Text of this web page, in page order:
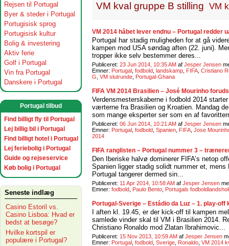
Rejsen til Portugal
Byer & steder i Portugal
Portugisisk sprog
Portugisisk kultur
Bolig & investering
Aktiv ferie
Golf i Portugal
Vin fra Portugal
Danskere i Portugal
Portugal tilbud
Find billigt fly til Portugal
Lej billig bil i Portugal
Find billigt hotel i Portugal
Lej feriebolig i Portugal
Guide og rejseservice
Køb bolig i Portugal
Seneste indlæg
Casino Estoril vs.
Casino Lisboa: Hvad er
bedst at besøge?
Hvilke kortspil er
populære i Portugal?
VM kval gruppe B stilling VM
VM 2014 håbet lever endnu – Portugal redder
Portugal har stadig muligheden for at gå
kampen mod USA søndag aften (22. juni).
tropper ikke selv bestemmer deres...
Publiceret: 23 Jun 2014, 10:35 AM af Jesper Jensen
Emner: Portugal fodbold landskamp FIFA Cristiano
G VM slutrunde Portugal-Ghana
FIFA VM 2014 Brasilien – José Mourinho
Verdensmesterskaberne i fodbold 2014
værterne fra Brasilien og Kroatien. Mandag
som mange eksperter ser som en af
Publiceret: 06 Jun 2014, 10:21 AM af Jesper Jensen
Emner: Portugal fodbold Spanien FIFA Jose
2014
FIFA ranglisten – Portugal nummer 3 –
Den Iberiske halvø dominerer FIFA’s netop
Spanien ligger stadig solidt nummer et,
Portugal tangerer dermed sin...
Publiceret: 11 Apr 2014, 10:58 AM af Jesper Jensen
Emner: fodbold Paulo Bento Portugals
Portugal-Sverige – Estádio da Luz – 1. play-off
I aften kl. 19.45, er der kick-off til kampen
samlede vinder skal til VM i Brasilien 2014.
Christiano Ronaldo mod Zlatan Ibrahimovic...
Publiceret: 15 Nov 2013, 10:59 AM af Jesper Jensen
Emner: Portugal fodbold Sverige Ronaldo VM 2014